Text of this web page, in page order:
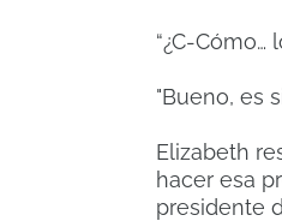
“¿C-Cómo…
"Bueno, es
Elizabeth
hacer esa
presidente